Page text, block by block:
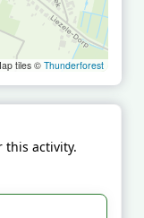
tiles ©Thunderforest
this activity.